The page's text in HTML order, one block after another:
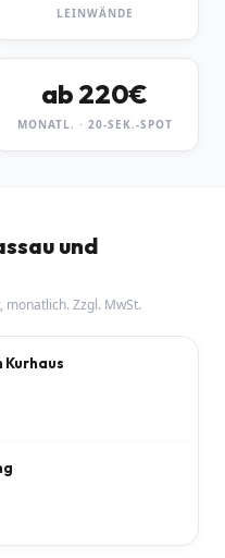
LEINWÄNDE
ab 220€
MONATL. · 20-SEK.-SPOT
und
monatlich. Zzgl. MwSt.
Kurhaus